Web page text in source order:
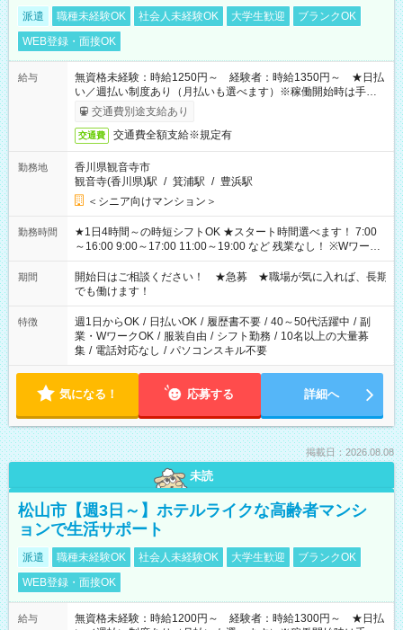
派遣 職種未経験OK 社会人未経験OK 大学生歓迎
ブランクOK
WEB登録・面接OK
給与
無資格未経験：時給1250円～ 経験者：時給1350円～ ★日払
い／週払い制度あり（月払いも選べます）※稼働開始時は手続き
完了次第のお支払いとなります。
交通費別途支給あり
交通費 交通費全額支給※規定有
勤務地
香川県観音寺市
観音寺(香川県)駅 / 箕浦駅 / 豊浜駅
＜シニア向けマンション＞
勤務時間
★1日4時間～の時短シフトOK ★スタート時間選べます！ 7:00
～16:00 9:00～17:00 11:00～19:00 など 残業なし！ ※Wワーク
の場合、他のお仕事と合わせ週40時間超の就業はご案内できま
せん ※法令に基づき、週20時間以上勤務は社会保険への加入対
象となります ※労働者派遣法（日雇い派遣の原則禁止）によ
り、短時間・短期間の就業はご案内が難しい場合があります
期間
開始日はご相談ください！ ★急募 ★職場が気に入れば、長期
でも働けます！
特徴 週1日からOK / 日払いOK / 履歴書不要 / 40～50代活躍中 / 副
業・WワークOK / 服装自由 / シフト勤務 / 10名以上の大量募
集 / 電話対応なし / パソコンスキル不要
気になる！ 応募する 詳細へ
掲載日：2026.08.08
未読
松山市【週3日～】ホテルライクな高齢者マンシ
ョンで生活サポート
派遣 職種未経験OK 社会人未経験OK 大学生歓迎
ブランクOK
WEB登録・面接OK
給与
無資格未経験：時給1200円～ 経験者：時給1300円～ ★日払